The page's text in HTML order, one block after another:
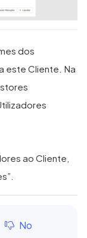
dos
este Cliente. Na
ao Cliente,
No